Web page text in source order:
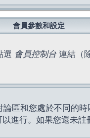
會員參數和設定
選 會員控制台 連結（
區和您處於不同的
進行。如果您還未註